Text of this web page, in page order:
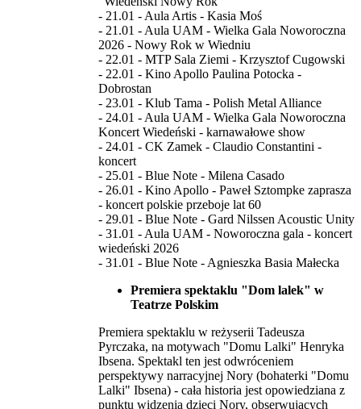
- 21.01 - Aula Artis - Kasia Moś
- 21.01 - Aula UAM - Wielka Gala Noworoczna
2026 - Nowy Rok w Wiedniu
- 22.01 - MTP Sala Ziemi - Krzysztof Cugowski
- 22.01 - Kino Apollo Paulina Potocka -
Dobrostan
- 23.01 - Klub Tama - Polish Metal Alliance
- 24.01 - Aula UAM - Wielka Gala Noworoczna
Koncert Wiedeński - karnawałowe show
- 24.01 - CK Zamek - Claudio Constantini -
koncert
- 25.01 - Blue Note - Milena Casado
- 26.01 - Kino Apollo - Paweł Sztompke zaprasza
- koncert polskie przeboje lat 60
- 29.01 - Blue Note - Gard Nilssen Acoustic Unity
- 31.01 - Aula UAM - Noworoczna gala - koncert
wiedeński 2026
- 31.01 - Blue Note - Agnieszka Basia Małecka
Premiera spektaklu "Dom lalek" w
Teatrze Polskim
Premiera spektaklu w reżyserii Tadeusza
Pyrczaka, na motywach "Domu Lalki" Henryka
Ibsena. Spektakl ten jest odwróceniem
perspektywy narracyjnej Nory (bohaterki "Domu
Lalki" Ibsena) - cała historia jest opowiedziana z
punktu widzenia dzieci Nory, obserwujących